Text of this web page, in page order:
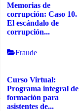
Memorias de
corrupción: Caso 10.
El escándalo de
corrupción...
Fraude
Curso Virtual:
Programa integral de
formación para
asistentes de...